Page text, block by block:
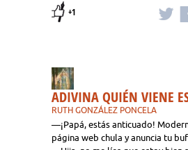
+1
ADIVINA QUIÉN VIENE
RUTH GONZÁLEZ PONCELA
—¡Papá, estás anticuado!
página web chula y anuncia tu